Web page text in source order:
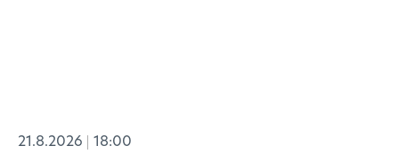
21.8.2026 18:00